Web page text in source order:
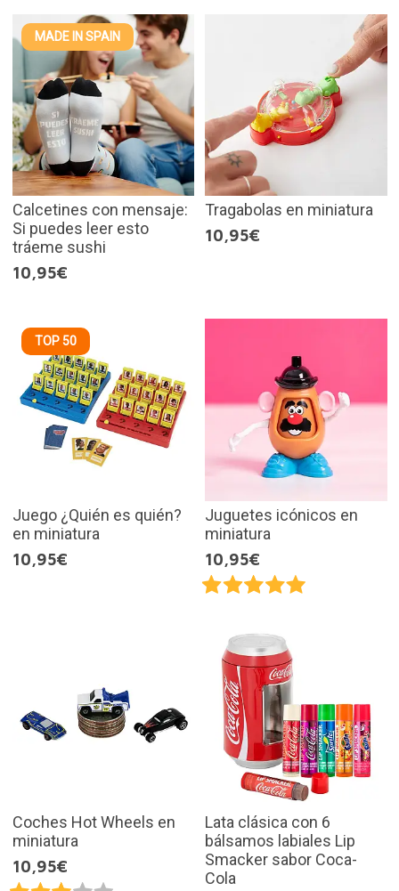
MADE IN SPAIN
Calcetines con mensaje:
Si puedes leer esto
tráeme sushi
10,95€
Tragabolas en miniatura
10,95€
TOP 50
Juego ¿Quién es quién?
en miniatura
10,95€
Juguetes icónicos en
miniatura
10,95€
Coches Hot Wheels en
miniatura
10,95€
Lata clásica con 6
bálsamos labiales Lip
Smacker sabor Coca-
Cola